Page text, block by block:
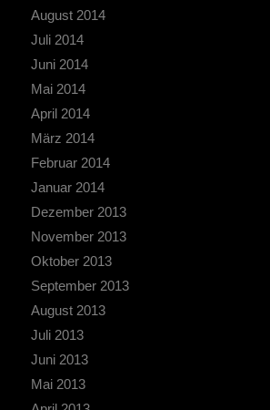
August 2014
Juli 2014
Juni 2014
Mai 2014
April 2014
März 2014
Februar 2014
Januar 2014
Dezember 2013
November 2013
Oktober 2013
September 2013
August 2013
Juli 2013
Juni 2013
Mai 2013